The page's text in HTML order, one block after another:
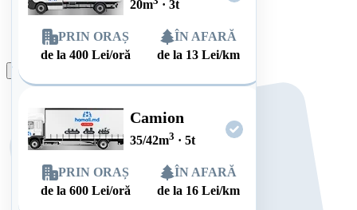
20m · 3t
PRIN ORAȘ
de la400 Lei/oră
ÎN AFARĂ
de la 13 Lei/km
Camion
35/42m3 · 5t
PRIN ORAȘ
de la600 Lei/oră
ÎN AFARĂ
de la 16 Lei/km
Plasează comanda